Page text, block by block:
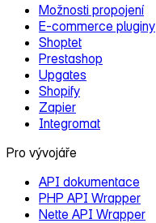
Možnosti propojení
E‑commerce pluginy
Shoptet
Prestashop
Upgates
Shopify
Zapier
Integromat
Pro vývojáře
API dokumentace
PHP API Wrapper
Nette API Wrapper